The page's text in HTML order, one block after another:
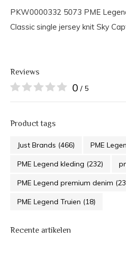
PKW0000332 5073 PME
Classic single jersey knit Sky
Reviews
0 / 5
Product tags
Just Brands (466) PME
PME Legend kleding (232)
PME Legend premium denim
PME Legend Truien (18)
Recente artikelen